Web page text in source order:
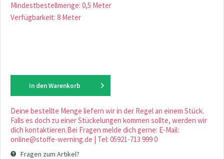
Mindestbestellmenge: 0,5 Meter
Verfügbarkeit: 8 Meter
In den Warenkorb
Deine bestellte Menge liefern wir in der Regel an einem Stück.
Falls es doch zu einer Stückelungen kommen sollte, werden wir
dich kontaktieren.Bei Fragen melde dich gerne: E-Mail:
online@stoffe-werning.de | Tel: 05921-713 999 0
Fragen zum Artikel?